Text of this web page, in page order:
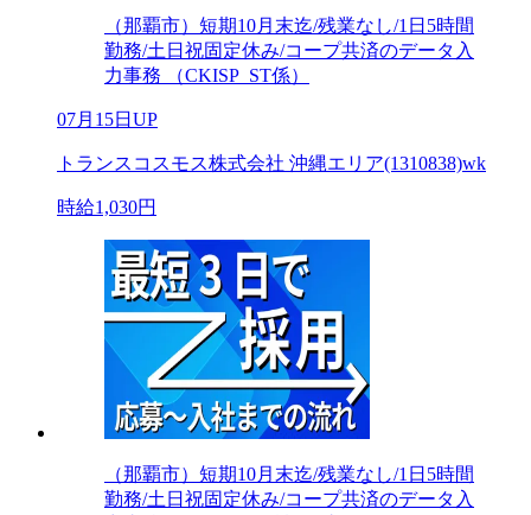
（那覇市）短期10月末迄/残業なし/1日5時間
勤務/土日祝固定休み/コープ共済のデータ入
力事務 （CKISP_ST係）
07月15日UP
トランスコスモス株式会社 沖縄エリア(1310838)wk
時給1,030円
（那覇市）短期10月末迄/残業なし/1日5時間
勤務/土日祝固定休み/コープ共済のデータ入